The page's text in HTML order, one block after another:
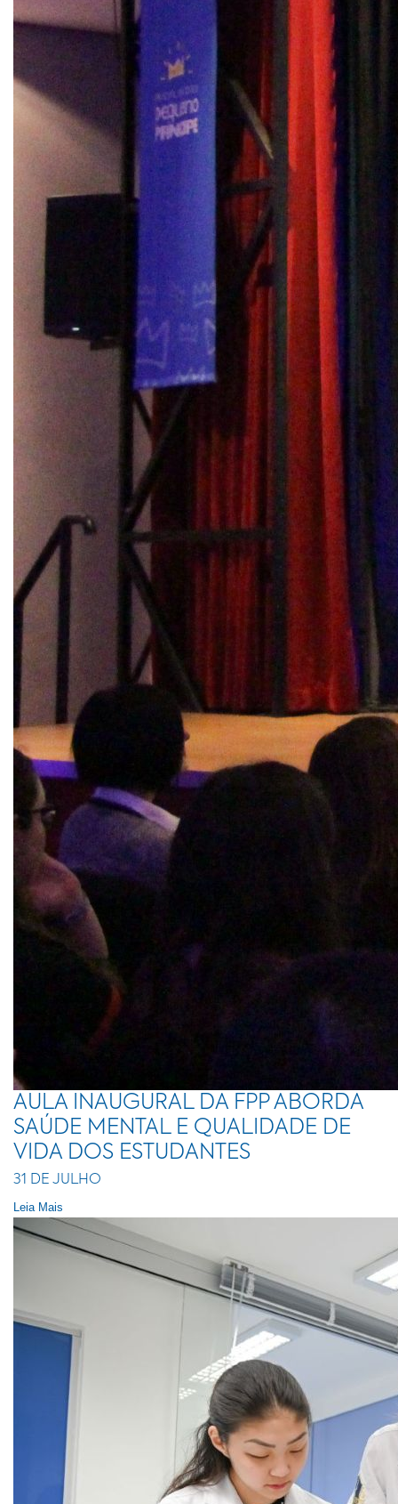
AULA INAUGURAL DA FPP ABORDA
SAÚDE MENTAL E QUALIDADE DE
VIDA DOS ESTUDANTES
31 DE JULHO
Leia Mais